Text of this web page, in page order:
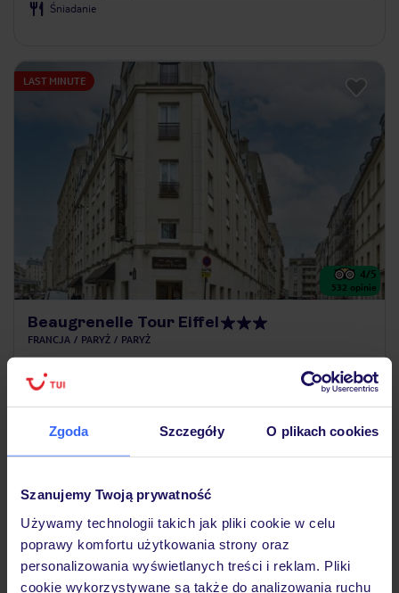
Zgoda Szczegóły O plikach cookies
Szanujemy Twoją prywatność
Używamy technologii takich jak pliki cookie w celu
poprawy komfortu użytkowania strony oraz
personalizowania wyświetlanych treści i reklam. Pliki
cookie wykorzystywane są także do analizowania ruchu
Śniadanie
LAST MINUTE
4/5
532 opinie
Beaugrenelle Tour Eiffel
FRANCJA PARYŻ PARYŻ
5 410
Kraków (12:15)
ZALICZKA 25%